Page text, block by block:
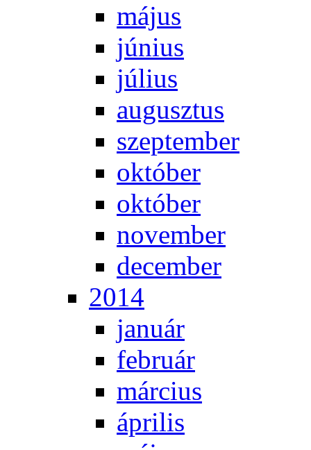
má­jus
jú­ni­us
jú­li­us
au­gusz­tus
szep­tem­ber
ok­tó­ber
ok­tó­ber
no­vem­ber
de­cem­ber
2014
ja­nu­ár
feb­ru­ár
már­ci­us
áp­ri­lis